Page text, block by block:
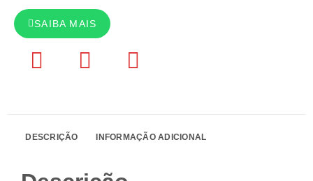
SAIBA MAIS
DESCRIÇÃO INFORMAÇÃO ADICIONAL